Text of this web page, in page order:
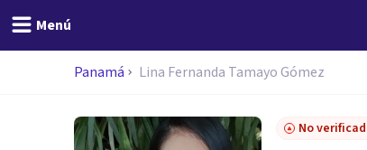
Menú
Panamá Lina Fernanda Tamayo Gómez
No